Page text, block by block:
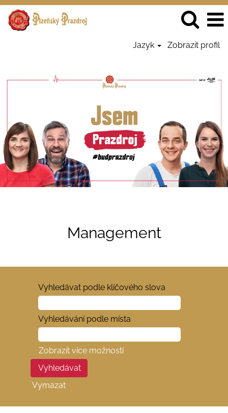
Jazyk Zobrazit profil
PrazdrojCZ
Management
Vyhledávat podle klíčového slova
Vyhledávání podle místa
Zobrazit více možností
Vymazat